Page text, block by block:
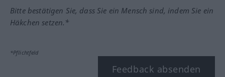
Bitte bestätigen Sie, dass Sie ein Mensch sind, indem Sie ein
Häkchen setzen.*
*Pflichtfeld
Feedback absenden